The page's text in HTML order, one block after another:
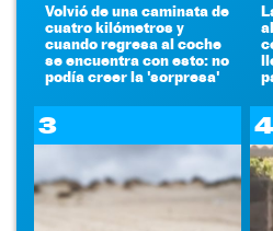
Volvió de una caminata de
cuatro kilómetros y
cuando regresa al coche
se encuentra con esto: no
podía creer la 'sorpresa'
3 4